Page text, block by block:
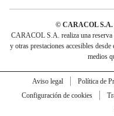
© CARACOL S.A.
CARACOL S.A. realiza una reserva
y otras prestaciones accesibles
medios
Aviso legal Política de
Configuración de cookies